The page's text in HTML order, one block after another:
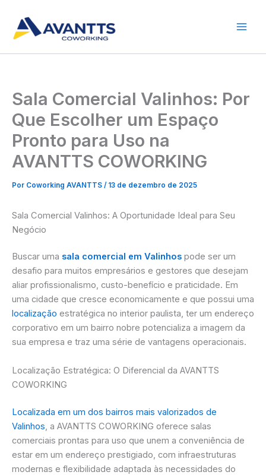
Sala Comercial Valinhos: Por
Que Escolher um Espaço
Pronto para Uso na
AVANTTS COWORKING
Por Coworking AVANTTS / 13 de dezembro de 2025
Sala Comercial Valinhos: A Oportunidade Ideal para Seu
Negócio
Buscar uma sala comercial em Valinhos pode ser um
desafio para muitos empresários e gestores que desejam
aliar profissionalismo, custo-benefício e praticidade. Em
uma cidade que cresce economicamente e que possui uma
localização estratégica no interior paulista, ter um endereço
corporativo em um bairro nobre potencializa a imagem da
sua empresa e traz uma série de vantagens operacionais.
Localização Estratégica: O Diferencial da AVANTTS
COWORKING
Localizada em um dos bairros mais valorizados de
Valinhos, a AVANTTS COWORKING oferece salas
comerciais prontas para uso que unem a conveniência de
estar em um endereço prestigiado, com infraestruturas
modernas e flexibilidade adaptada às necessidades do